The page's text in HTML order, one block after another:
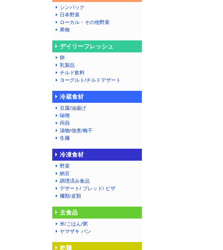
シンパック
日本野菜
ローカル・その他野菜
果物
デイリーフレッシュ
卵
乳製品
チルド飲料
ヨーグルト/チルドデザート
冷蔵食材
豆腐/油揚げ
味噌
蒟蒻
漬物/佃煮/梅干
生麺
冷凍食材
野菜
納豆
調理済み食品
デザート/ ブレッド/ ピザ
麺類/皮類
主食品
米/ごはん/粥
ヤマザキ パン
乾麺